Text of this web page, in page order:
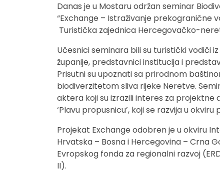
Danas je u Mostaru održan seminar
“Exchange – Istraživanje prekogranične
Turistička zajednica Hercegovačko-
Učesnici seminara bili su turistički vodiči
županije, predstavnici institucija i
Prisutni su upoznati sa prirodnom
biodiverzitetom sliva rijeke Neretve.
aktera koji su izrazili interes za
‘Plavu propusnicu’, koji se razvija u okviru
Projekat Exchange odobren je u okviru
Hrvatska – Bosna i Hercegovina – Crna
Evropskog fonda za regionalni razvoj
II).